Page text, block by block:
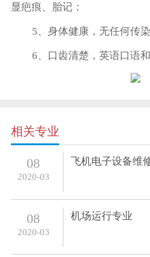
显疤痕、胎记；
5、身体健康，无任何传
6、口齿清楚，英语口语
相关专业
08
2020-03
飞机电子设备维
08
2020-03
机场运行专业